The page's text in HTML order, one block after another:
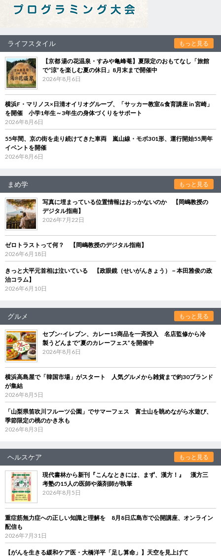
ライフスタイル もっと見る
【京都 湯の花温泉・すみや亀峰菴】夏限定のおもてなし「旅館
で“涼”を楽しむ夏の休日」8月末まで開催中
2026年8月6日
横浜F・マリノス×日清オイリオグループ、「サッカー教室&食育講座 in 宮崎」
を開催 小学1年生～3年生の身体づくりをサポート
2026年8月6日
55年間、京の街を走り続けてきた車両 嵐山線・モボ301形、運行開始55周年
イベントを開催
2026年8月6日
まめ学 もっと見る
写真に埋まっている位置情報はおっかないのか 【岡嶋教授の
デジタル指南】
2026年7月22日
ゼロトラストって何？ 【岡嶋教授のデジタル指南】
2026年6月18日
きっと大平元首相は泣いている 【政眼鏡（せいがんきょう）－本田雅俊の政
治コラム】
2026年6月10日
グルメ もっと見る
セブン‐イレブン、カレー15商品を一斉投入 名店監修から冷
製うどんまで“夏のカレーフェス”を開催中
2026年8月6日
横浜高島屋で「韓国市場」がスタート 人気グルメから雑貨まで約30ブランド
が集結
2026年8月5日
「山梨県笛吹川フルーツ公園」でサマーフェス 富士山を眺めながら水遊び、
季節限定の桃のかき氷も
2026年8月3日
ヘルスケア もっと見る
現代書林から新刊『こんなときには、まず、漢方！』 漢方三
考塾の15人の医師や薬剤師が執筆
2026年8月5日
重症筋無力症への正しい知識と理解を 8月8日広島市で公開講座、オンライン
配信も
2026年7月31日
【がんを生きる緩和ケア医・大橋洋平「足し算命」】天空を見上げて